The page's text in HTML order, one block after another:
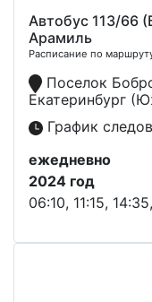
Автобус 113/66
Арамиль
Расписание по
Поселок
Екатеринбург
График
ежедневно
2024 год
06:10, 11:15,